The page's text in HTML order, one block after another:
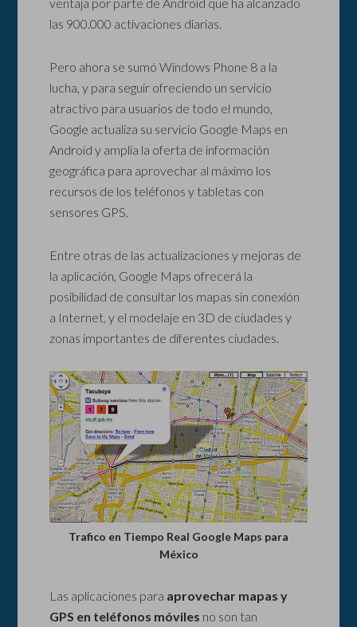
las 900.000 activaciones diarias.
Pero ahora se sumó Windows Phone 8 a la
lucha, y para seguir ofreciendo un servicio
atractivo para usuarios de todo el mundo,
Google actualiza su servicio Google Maps en
Android y amplía la oferta de información
geográfica para aprovechar al máximo los
recursos de los teléfonos y tabletas con
sensores GPS.
Entre otras de las actualizaciones y mejoras de
la aplicación, Google Maps ofrecerá la
posibilidad de consultar los mapas sin conexión
a Internet, y el modelaje en 3D de ciudades y
zonas importantes de diferentes ciudades.
Trafico en Tiempo Real Google Maps para
México
Las aplicaciones para aprovechar mapas y
GPS en teléfonos móviles no son tan